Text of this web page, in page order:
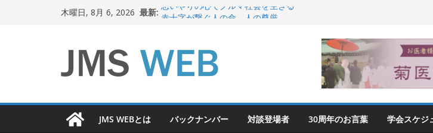
ス
木曜日, 8月 6, 2026 最新: 思いやりの心でクルマ社会を生きる
関東大震災から100 年
新生ニッポン！
JMS WEBとは バックナンバー 対談登場者 30周年のお言葉 学会スケジ